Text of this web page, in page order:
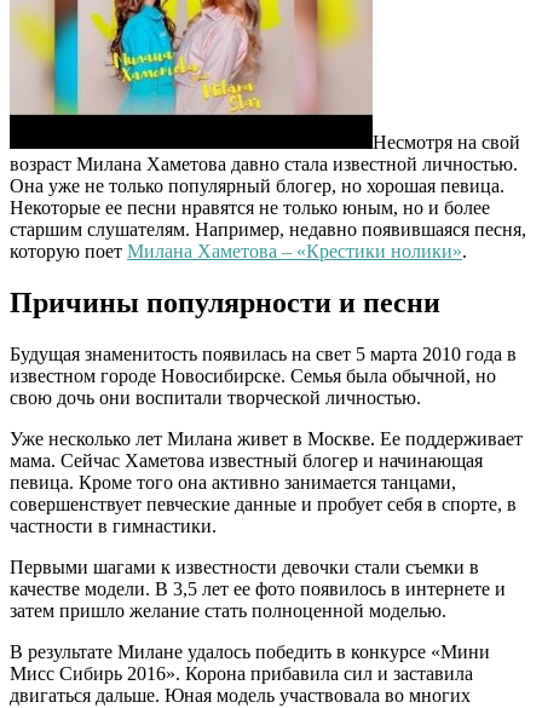
Несмотря на свой
возраст Милана Хаметова давно стала известной личностью.
Она уже не только популярный блогер, но хорошая певица.
Некоторые ее песни нравятся не только юным, но и более
старшим слушателям. Например, недавно появившаяся песня,
которую поет Милана Хаметова – «Крестики нолики».
Причины популярности и песни
Будущая знаменитость появилась на свет 5 марта 2010 года в
известном городе Новосибирске. Семья была обычной, но
свою дочь они воспитали творческой личностью.
Уже несколько лет Милана живет в Москве. Ее поддерживает
мама. Сейчас Хаметова известный блогер и начинающая
певица. Кроме того она активно занимается танцами,
совершенствует певческие данные и пробует себя в спорте, в
частности в гимнастики.
Первыми шагами к известности девочки стали съемки в
качестве модели. В 3,5 лет ее фото появилось в интернете и
затем пришло желание стать полноценной моделью.
В результате Милане удалось победить в конкурсе «Мини
Мисс Сибирь 2016». Корона прибавила сил и заставила
двигаться дальше. Юная модель участвовала во многих